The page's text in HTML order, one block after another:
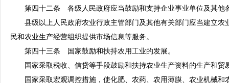
第四十二条 各级人民政府应当鼓励和支持企业事业单位及其他
县级以上人民政府农业行政主管部门及其他有关部门应当建立农
民和农业生产经营组织提供市场信息等服务。
第四十三条 国家鼓励和扶持农用工业的发展。
国家采取税收、信贷等手段鼓励和扶持农业生产资料的生产和贸
国家采取宏观调控措施，使化肥、农药、农用薄膜、农业机械和